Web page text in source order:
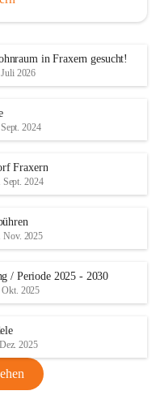
in Fraxern gesucht!
2026
2024
Fraxern
Sept. 2024
Nov. 2025
/ Periode 2025 - 2030
Okt. 2025
2025